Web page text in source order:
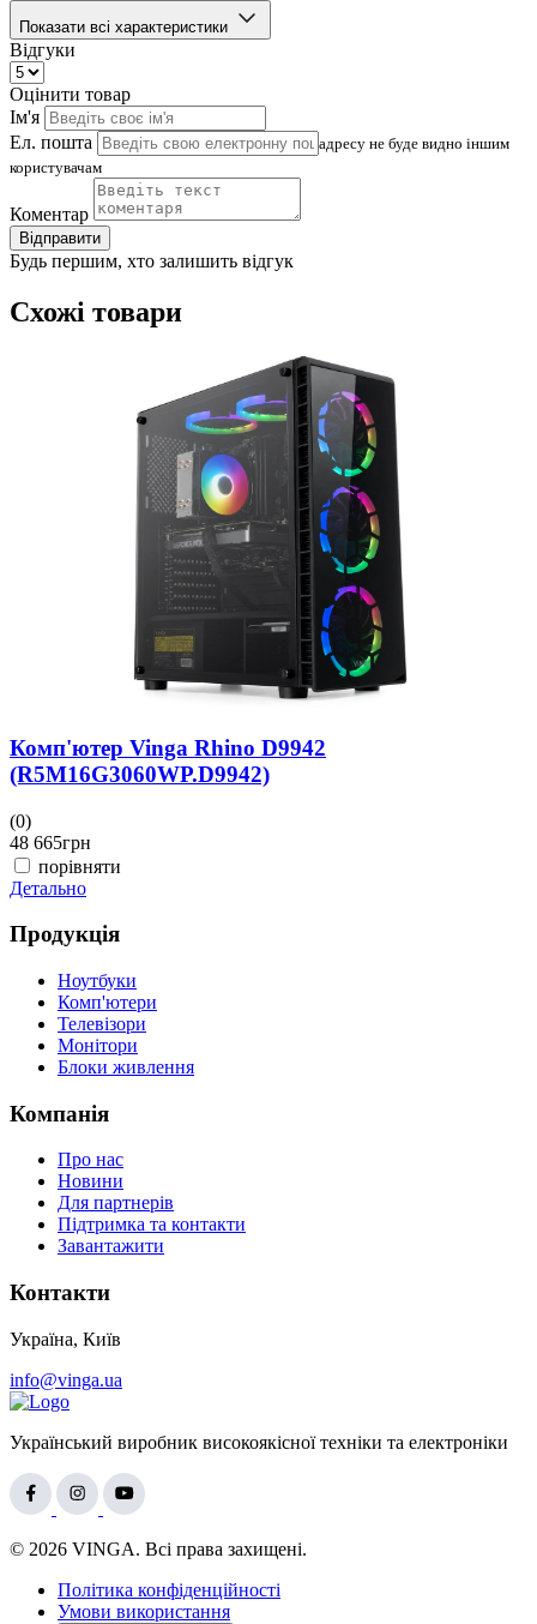
Показати всі характеристики
Відгуки
Оцінити товар
Ім'я
Ел. пошта
адресу не буде видно іншим
користувачам
Коментар
Відправити
Будь першим, хто залишить відгук
Схожі товари
Комп'ютер Vinga Rhino D9942
(R5M16G3060WP.D9942)
(0)
48 665грн
порівняти
Детально
Продукція
Ноутбуки
Комп'ютери
Телевізори
Монітори
Блоки живлення
Компанія
Про нас
Новини
Для партнерів
Підтримка та контакти
Завантажити
Контакти
Україна, Київ
info@vinga.ua
Український виробник високоякісної техніки та електроніки
© 2026 VINGA. Всі права захищені.
Політика конфіденційності
Умови використання